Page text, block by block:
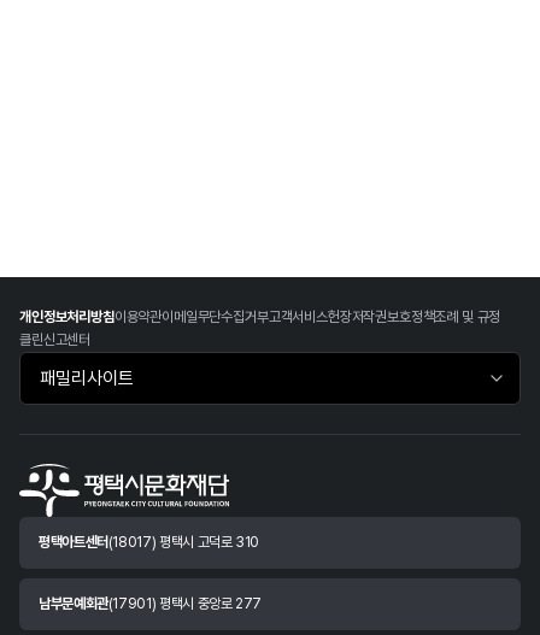
개인정보처리방침이용약관이메일무단수집거부고객서비스헌장저작권보호정책조례 및 규정
클린신고센터
패밀리사이트 바로가기
평택아트센터 (18017) 평택시 고덕로 310
남부문예회관(17901) 평택시 중앙로 277